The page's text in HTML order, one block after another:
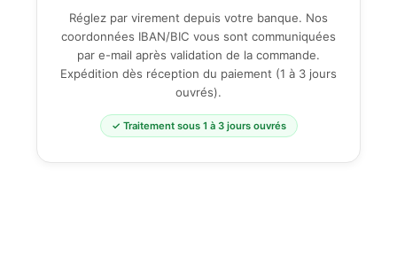
Réglez par virement depuis votre banque. Nos
coordonnées IBAN/BIC vous sont communiquées
par e-mail après validation de la commande.
Expédition dès réception du paiement (1 à 3 jours
ouvrés).
✓ Traitement sous 1 à 3 jours ouvrés